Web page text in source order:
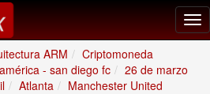
ARM
Criptomoneda
américa - san diego fc
26 de marzo
Atlanta Manchester United